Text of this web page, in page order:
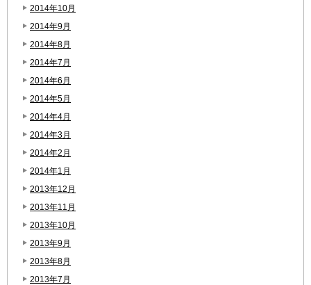
2014年10月
2014年9月
2014年8月
2014年7月
2014年6月
2014年5月
2014年4月
2014年3月
2014年2月
2014年1月
2013年12月
2013年11月
2013年10月
2013年9月
2013年8月
2013年7月